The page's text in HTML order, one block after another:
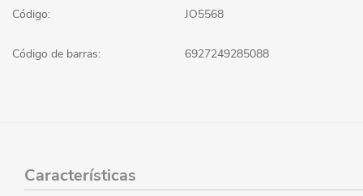
Código: JO5568
Código de barras: 6927249285088
Características